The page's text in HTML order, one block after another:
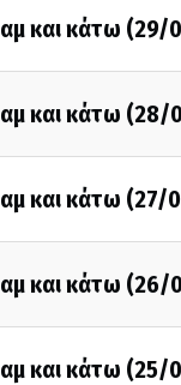
και κάτω (29/
και κάτω (28/
και κάτω (27/
και κάτω (26/
και κάτω (25/